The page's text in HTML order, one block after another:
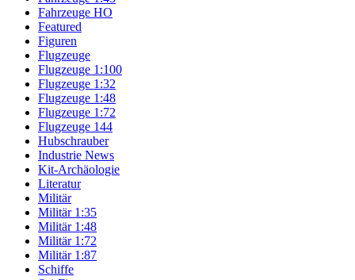
Fahrzeuge HO
Featured
Figuren
Flugzeuge
Flugzeuge 1:100
Flugzeuge 1:32
Flugzeuge 1:48
Flugzeuge 1:72
Flugzeuge 144
Hubschrauber
Industrie News
Kit-Archäologie
Literatur
Militär
Militär 1:35
Militär 1:48
Militär 1:72
Militär 1:87
Schiffe